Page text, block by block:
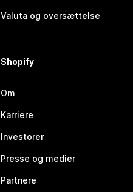
Valuta og oversættelse
Shopify
Om
Karriere
Investorer
Presse og medier
Partnere